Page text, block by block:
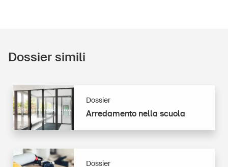
Dossier simili
Arredamento nella scuola
Dossier
Arredamento
nella
scuola
Dossier
Costruire